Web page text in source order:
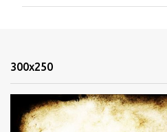
n
i
300x250